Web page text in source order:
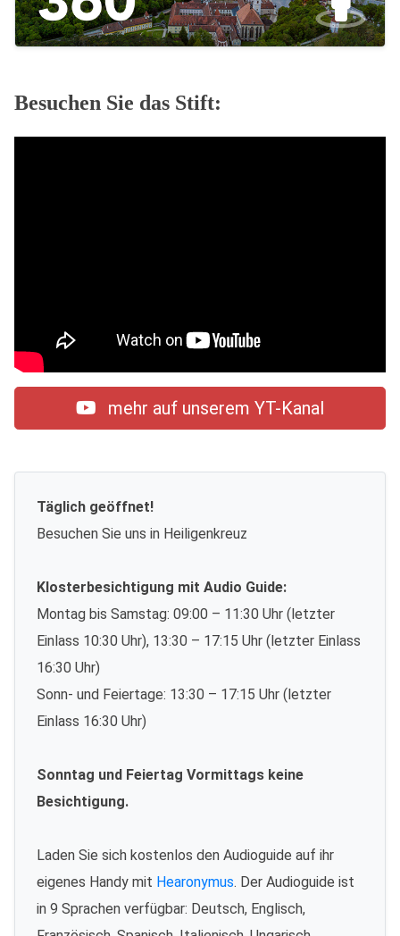
Besuchen Sie das Stift:
mehr auf unserem YT-Kanal
Täglich geöffnet!
Besuchen Sie uns in Heiligenkreuz
Klosterbesichtigung mit Audio Guide:
Montag bis Samstag: 09:00 – 11:30 Uhr (letzter
Einlass 10:30 Uhr), 13:30 – 17:15 Uhr (letzter Einlass
16:30 Uhr)
Sonn- und Feiertage: 13:30 – 17:15 Uhr (letzter
Einlass 16:30 Uhr)
Sonntag und Feiertag Vormittags keine
Besichtigung.
Laden Sie sich kostenlos den Audioguide auf ihr
eigenes Handy mit Hearonymus. Der Audioguide ist
in 9 Sprachen verfügbar: Deutsch, Englisch,